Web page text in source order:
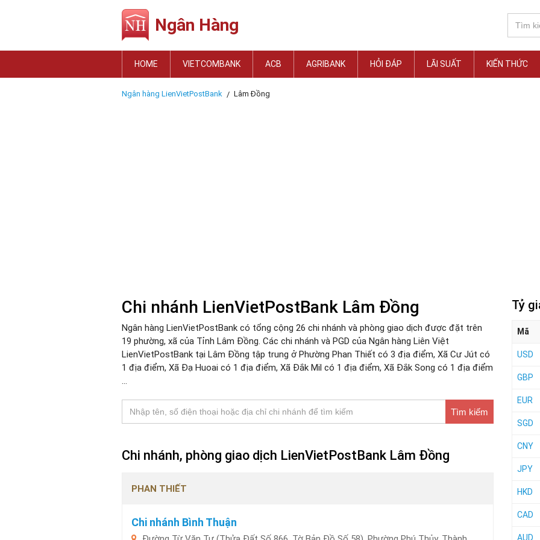
Ngân Hàng
HOME VIETCOMBANK ACB AGRIBANK HỎI ĐÁP LÃI SUẤT KIẾN THỨC
Ngân hàng LienVietPostBank Lâm Đồng
Chi nhánh LienVietPostBank Lâm Đồng
Ngân hàng LienVietPostBank có tổng cộng 26 chi nhánh và phòng giao dịch được đặt trên
19 phường, xã của Tỉnh Lâm Đồng. Các chi nhánh và PGD của Ngân hàng Liên Việt
LienVietPostBank tại Lâm Đồng tập trung ở Phường Phan Thiết có 3 địa điểm, Xã Cư Jút có
1 địa điểm, Xã Đạ Huoai có 1 địa điểm, Xã Đắk Mil có 1 địa điểm, Xã Đắk Song có 1 địa điểm
...
Tìm kiếm
Chi nhánh, phòng giao dịch LienVietPostBank Lâm Đồng
PHAN THIẾT
Chi nhánh Bình Thuận
Tỷ
Mã
USD
GBP
EUR
SGD
CNY
JPY
HKD
CAD
AUD